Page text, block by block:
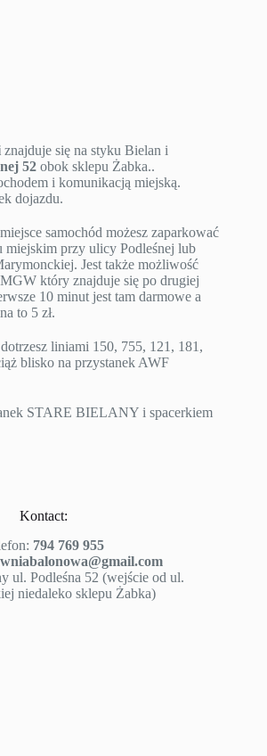
znajduje się na styku Bielan i
52 obok sklepu Żabka..
i komunikacją miejską.
dojazdu.
samochód możesz zaparkować
miejskim przy ulicy Podleśnej lub
Jest także możliwość
który znajduje się po drugiej
10 minut jest tam darmowe a
to 5 zł.
liniami 150, 755, 121, 181,
blisko na przystanek AWF
STARE BIELANY i spacerkiem
Kontact:
794 769 955
ul. Podleśna 52 (wejście od ul.
niedaleko sklepu Żabka)